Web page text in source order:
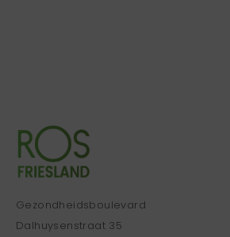
Gezondheidsboulevard
Dalhuysenstraat 35